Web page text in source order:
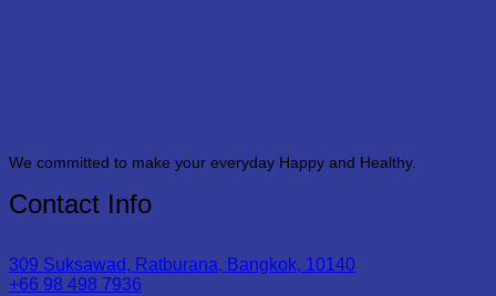
We committed to make your everyday Happy and Healthy.
Contact Info
309 Suksawad, Ratburana, Bangkok, 10140
+66 98 498 7936